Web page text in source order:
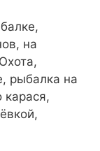
на
рыбалка на
карася,